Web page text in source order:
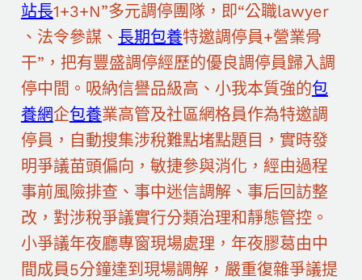
站長1+3+N”多元調停團隊，即“公職lawyer
、法令參謀、 長期包養特邀調停員+營業骨
干”，把有豐盛調停經歷的優良調停員歸入調
停中間。吸納信譽品級高、小我本質強的包
養網企包養業高管及社區網格員作為特邀調
停員，自動搜集涉稅難點堵點題目，實時發
明爭議苗頭偏向，敏捷參與消化，經由過程
事前風險排查、事中迷信調解、事后回訪整
改，對涉稅爭議實行分類治理和靜態管控。
小爭議年夜廳專窗現場處理，年夜膠葛由中
間成員5分鐘達到現場調解，嚴重復雜爭議提